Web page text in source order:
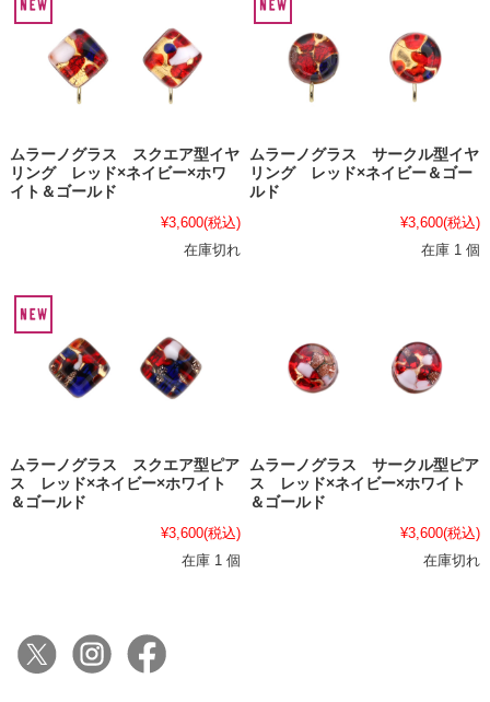
ムラーノグラス スクエア型イヤ
リング レッド×ネイビー×ホワ
イト＆ゴールド
¥3,600(税込)
在庫切れ
ムラーノグラス サークル型イヤ
リング レッド×ネイビー＆ゴー
ルド
¥3,600(税込)
在庫 1 個
ムラーノグラス スクエア型ピア
ス レッド×ネイビー×ホワイト
＆ゴールド
¥3,600(税込)
在庫 1 個
ムラーノグラス サークル型ピア
ス レッド×ネイビー×ホワイト
＆ゴールド
¥3,600(税込)
在庫切れ